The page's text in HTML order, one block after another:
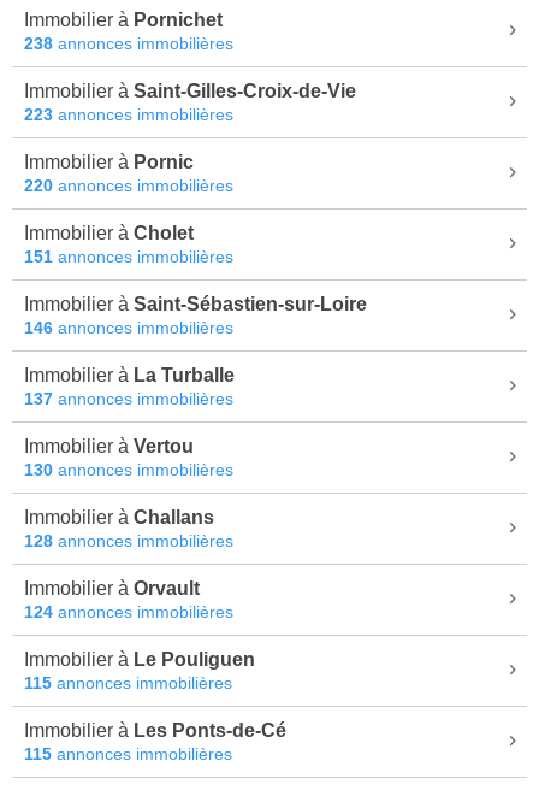
Immobilier à Pornichet
238 annonces immobilières
Immobilier à Saint-Gilles-Croix-de-Vie
223 annonces immobilières
Immobilier à Pornic
220 annonces immobilières
Immobilier à Cholet
151 annonces immobilières
Immobilier à Saint-Sébastien-sur-Loire
146 annonces immobilières
Immobilier à La Turballe
137 annonces immobilières
Immobilier à Vertou
130 annonces immobilières
Immobilier à Challans
128 annonces immobilières
Immobilier à Orvault
124 annonces immobilières
Immobilier à Le Pouliguen
115 annonces immobilières
Immobilier à Les Ponts-de-Cé
115 annonces immobilières